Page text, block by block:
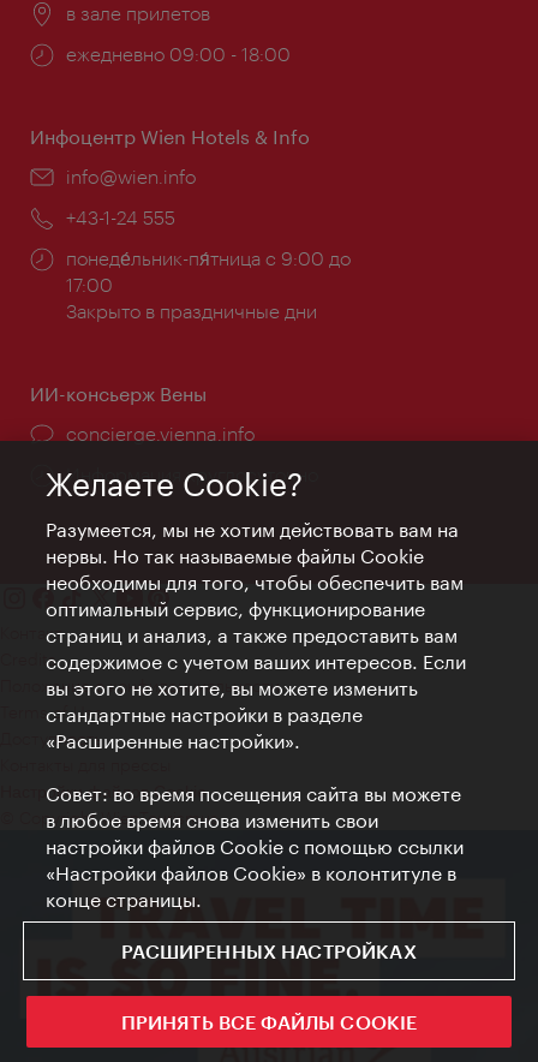
Расположение:
в зале прилетов
Часы
ежедневно 09:00 - 18:00
Инфоцентр Wien Hotels & Info
Эл.
info@wien.info
Телефон:
+43-1-24 555
Часы
работы:
понеде́льник-пя́тница с 9:00 до
17:00
Закрыто в праздничные дни
ИИ-консьерж Вены
concierge.vienna.info
Информация круглосуточно
Контакт
Credits
Положение о конфиденциальности
Terms of Use
Доступность
Настройки файлов Cookie
© Copyright WienTourismus
Желаете Cookie?
Разумеется, мы не хотим действовать вам на
нервы. Но так называемые файлы Cookie
необходимы для того, чтобы обеспечить вам
оптимальный сервис, функционирование
страниц и анализ, а также предоставить вам
содержимое с учетом ваших интересов. Если
вы этого не хотите, вы можете изменить
стандартные настройки в разделе
«Расширенные настройки».
Совет: во время посещения сайта вы можете
в любое время снова изменить свои
настройки файлов Cookie с помощью ссылки
«Настройки файлов Cookie» в колонтитуле в
конце страницы.
РАСШИРЕННЫХ НАСТРОЙКАХ
ПРИНЯТЬ ВСЕ ФАЙЛЫ COOKIE